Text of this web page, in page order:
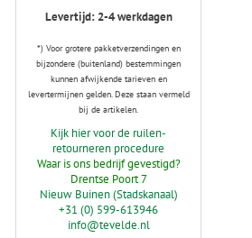
Levertijd: 2-4 werkdagen
*) Voor grotere pakketverzendingen en
bijzondere (buitenland) bestemmingen
kunnen afwijkende tarieven en
levertermijnen gelden. Deze staan vermeld
bij de artikelen.
Kijk hier voor de ruilen-
retourneren procedure
Waar is ons bedrijf gevestigd?
Drentse Poort 7
Nieuw Buinen (Stadskanaal)
+31 (0) 599-613946
info@tevelde.nl